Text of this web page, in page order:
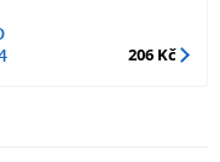
206 Kč